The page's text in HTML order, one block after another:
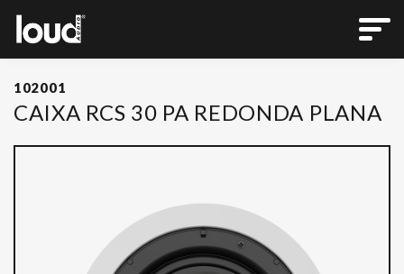
102001
CAIXA RCS 30 PA REDONDA PLANA